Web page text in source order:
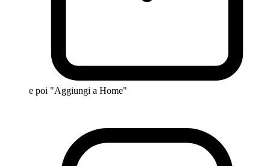
e poi "Aggiungi a Home"